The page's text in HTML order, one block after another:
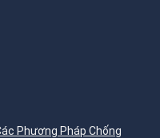
Phương Pháp Chống